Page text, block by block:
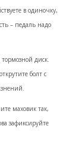
в одиночку,
– педаль надо
диск.
болт с
маховик так,
зафиксируйте